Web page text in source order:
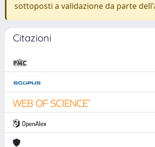
sottoposti a validazione da parte
Citazioni